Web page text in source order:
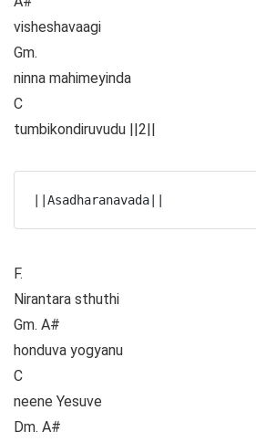
visheshavaagi
Gm.
ninna mahimeyinda
C
tumbikondiruvudu ||2||
||Asadharanavada||
F.
Nirantara sthuthi
Gm. A#
honduva yogyanu
C
neene Yesuve
Dm. A#